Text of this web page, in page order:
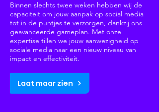
Binnen slechts twee weken hebben wij de
capaciteit om jouw aanpak op social media
tot in de puntjes te verzorgen, dankzij ons
geavanceerde gameplan. Met onze
expertise tillen we jouw aanwezigheid op
sociale media naar een nieuw niveau van
impact en effectiviteit.
Laat maar zien